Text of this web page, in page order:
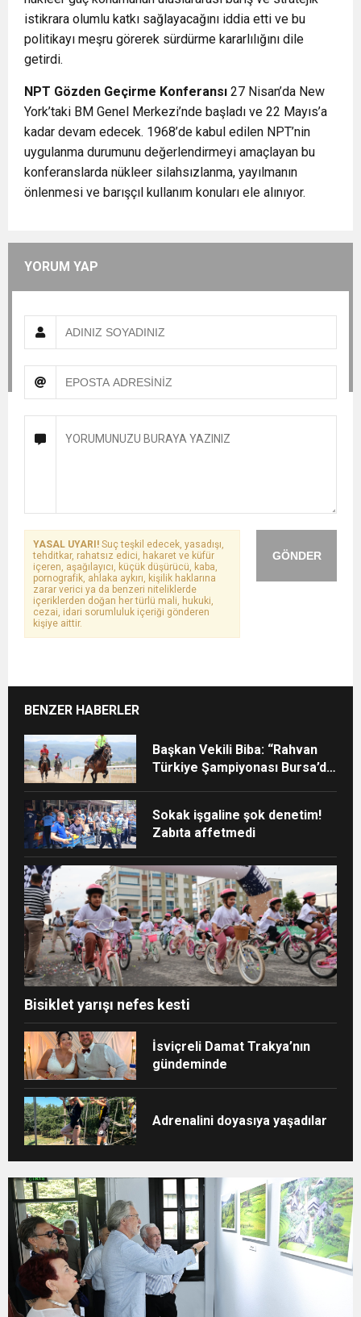
istikrara olumlu katkı sağlayacağını iddia etti ve bu
politikayı meşru görerek sürdürme kararlılığını dile
getirdi.
NPT Gözden Geçirme Konferansı 27 Nisan’da New
York’taki BM Genel Merkezi’nde başladı ve 22 Mayıs’a
kadar devam edecek. 1968’de kabul edilen NPT’nin
uygulanma durumunu değerlendirmeyi amaçlayan bu
konferanslarda nükleer silahsızlanma, yayılmanın
önlenmesi ve barışçıl kullanım konuları ele alınıyor.
YORUM YAP
GÖNDER
YASAL UYARI! Suç teşkil edecek, yasadışı,
tehditkar, rahatsız edici, hakaret ve küfür
içeren, aşağılayıcı, küçük düşürücü, kaba,
pornografik, ahlaka aykırı, kişilik haklarına
zarar verici ya da benzeri niteliklerde
içeriklerden doğan her türlü mali, hukuki,
cezai, idari sorumluluk içeriği gönderen
kişiye aittir.
BENZER HABERLER
Başkan Vekili Biba: “Rahvan
Türkiye Şampiyonası Bursa’da
Sokak işgaline şok denetim!
Zabıta affetmedi
Bisiklet yarışı nefes kesti
İsviçreli Damat Trakya’nın
gündeminde
Adrenalini doyasıya yaşadılar